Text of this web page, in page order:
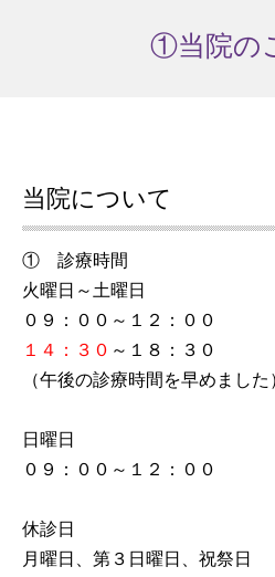
①当院の
当院について
① 診療時間
火曜日～土曜日
０９：００～１２：００
１４：３０ ～１８：３０
（午後の診療時間を早めました
日曜日
０９：００～１２：００
休診日
月曜日、第３日曜日、祝祭日